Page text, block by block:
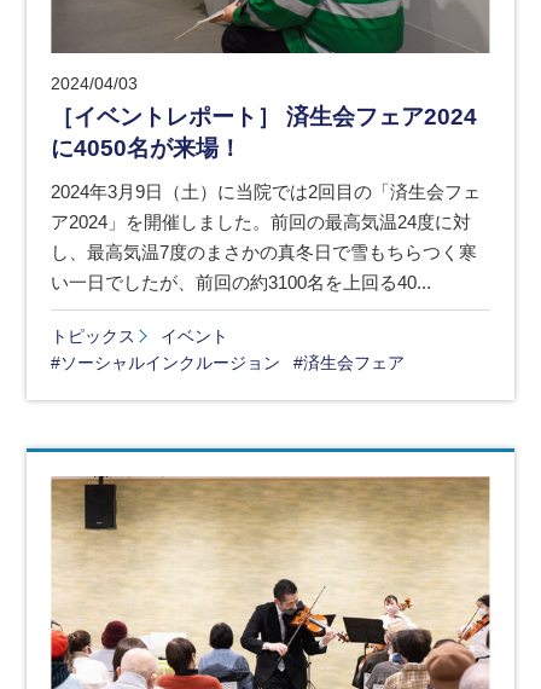
2024/04/03
［イベントレポート］ 済生会フェア2024
に4050名が来場！
2024年3月9日（土）に当院では2回目の「済生会フェ
ア2024」を開催しました。前回の最高気温24度に対
し、最高気温7度のまさかの真冬日で雪もちらつく寒
い一日でしたが、前回の約3100名を上回る40...
トピックス
イベント
#ソーシャルインクルージョン
#済生会フェア